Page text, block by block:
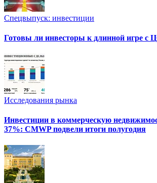
Спецвыпуск: инвестиции
Готовы ли инвесторы к длинной игре с
Исследования рынка
Инвестиции в коммерческую
37%: CMWP подвели итоги полугодия